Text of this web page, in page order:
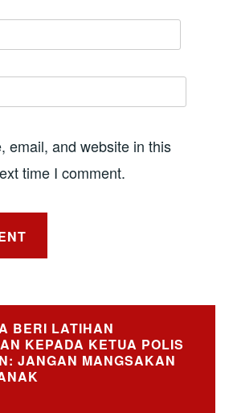
email, and website in this
time I comment.
BERI LATIHAN
KEPADA KETUA POLIS
JANGAN MANGSAKAN